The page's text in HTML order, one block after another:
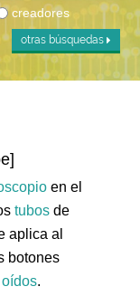
creadores
otras búsquedas
en el
tubos de
aplica al
botones
oídos.